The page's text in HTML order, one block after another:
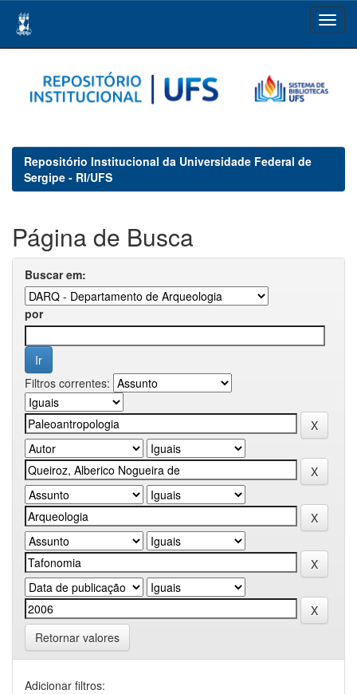
navigation
Repositório Institucional da Universidade Federal de
Sergipe - RI/UFS
Página de Busca
Buscar em:
por
Filtros correntes:
Retornar valores
Adicionar filtros: